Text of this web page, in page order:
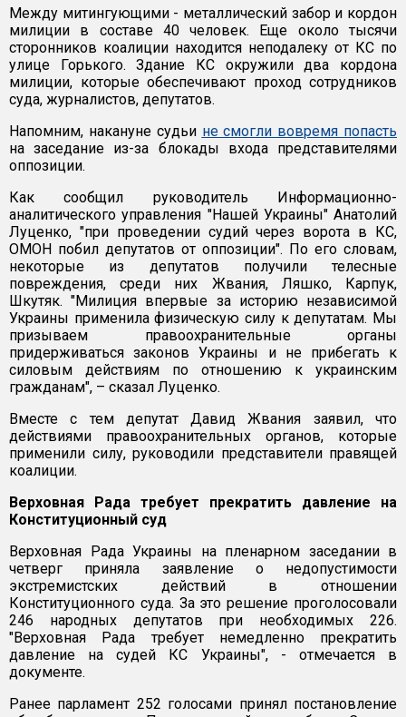
Между митингующими - металлический забор и кордон
милиции в составе 40 человек. Еще около тысячи
сторонников коалиции находится неподалеку от КС по
улице Горького. Здание КС окружили два кордона
милиции, которые обеспечивают проход сотрудников
суда, журналистов, депутатов.
Напомним, накануне судьи не смогли вовремя попасть
на заседание из-за блокады входа представителями
оппозиции.
Как сообщил руководитель Информационно-
аналитического управления "Нашей Украины" Анатолий
Луценко, "при проведении судий через ворота в КС,
ОМОН побил депутатов от оппозиции". По его словам,
некоторые из депутатов получили телесные
повреждения, среди них Жвания, Ляшко, Карпук,
Шкутяк. "Милиция впервые за историю независимой
Украины применила физическую силу к депутатам. Мы
призываем правоохранительные органы
придерживаться законов Украины и не прибегать к
силовым действиям по отношению к украинским
гражданам", – сказал Луценко.
Вместе с тем депутат Давид Жвания заявил, что
действиями правоохранительных органов, которые
применили силу, руководили представители правящей
коалиции.
Верховная Рада требует прекратить давление на
Конституционный суд
Верховная Рада Украины на пленарном заседании в
четверг приняла заявление о недопустимости
экстремистских действий в отношении
Конституционного суда. За это решение проголосовали
246 народных депутатов при необходимых 226.
"Верховная Рада требует немедленно прекратить
давление на судей КС Украины", - отмечается в
документе.
Ранее парламент 252 голосами принял постановление